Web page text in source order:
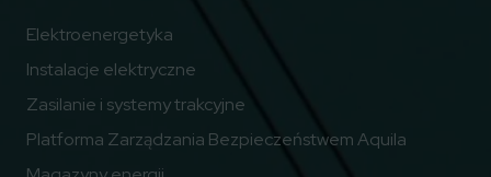
Elektroenergetyka
Instalacje elektryczne
Zasilanie i systemy trakcyjne
Platforma Zarządzania Bezpieczeństwem Aquila